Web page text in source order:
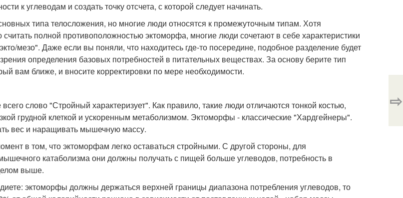
к углеводам и создать точку отсчета, с которой следует начинать.
типа телосложения, но многие люди относятся к промежуточным типам. Хотя
полной противоположностью эктоморфа, многие люди сочетают в себе характеристики
мезо". Даже если вы поняли, что находитесь где-то посередине, подобное разделение будет
определения базовых потребностей в питательных веществах. За основу берите тип
вам ближе, и вносите корректировки по мере необходимости.
слово "Стройный характеризует". Как правило, такие люди отличаются тонкой костью,
грудной клеткой и ускоренным метаболизмом. Эктоморфы - классические "Хардгейнеры".
вес и наращивать мышечную массу.
в том, что эктоморфам легко оставаться стройными. С другой стороны, для
катаболизма они должны получать с пищей больше углеводов, потребность в
выше.
эктоморфы должны держаться верхней границы диапазона потребления углеводов, то
⇨